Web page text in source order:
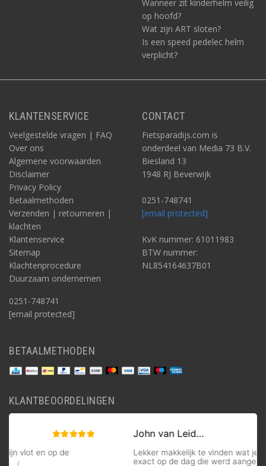
Wanneer zit kinderhelm veilig
op hoofd?
Wat zijn ART sloten?
Is een speed pedelec helm
verplicht?
KLANTENSERVICE
Veelgestelde vragen | FAQ
Over ons
Algemene voorwaarden
Disclaimer
Privacy Policy
Betaalmethoden
Verzenden | retourneren |
klachten
Klantenservice
Sitemap
Klachtenprocedure
Duurzaam ondernemen
0251-748741
[email protected]
CONTACT
Fietsparadijs.com is
onderdeel van Media 73 B.V.
Biesland 13
1948 RJ Beverwijk
0251-748741
[email protected]
KvK nummer: 61011983
BTW nummer:
NL854164637B01
BETAALMETHODEN
KLANTBEOORDELINGEN